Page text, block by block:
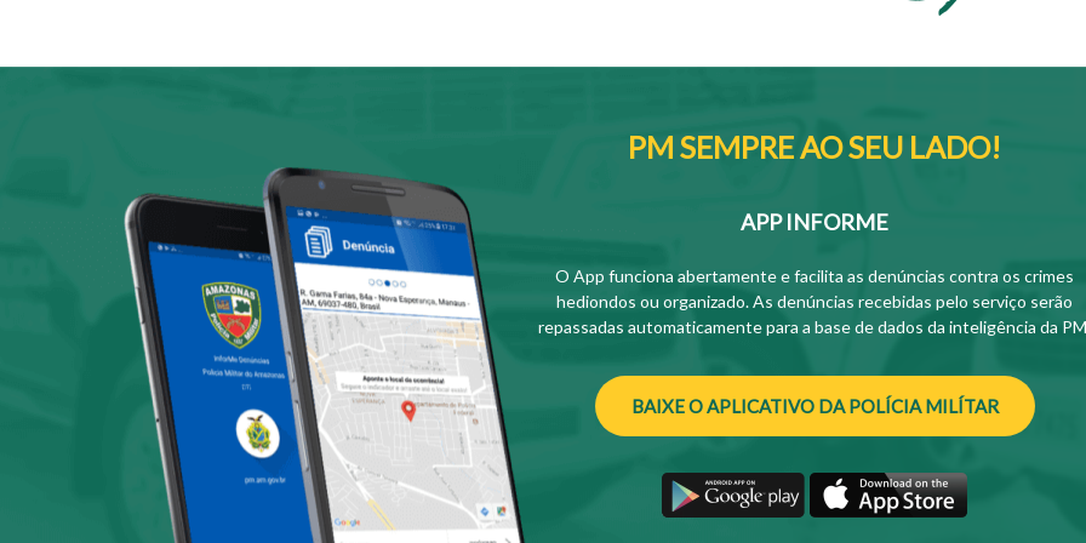
PM SEMPRE AO SEU LADO!
APP INFORME
O App funciona abertamente e facilita as denúncias contra os crimes
hediondos ou organizado. As denúncias recebidas pelo serviço serão
repassadas automaticamente para a base de dados da inteligência da
BAIXE O APLICATIVO DA POLÍCIA MILÍTAR